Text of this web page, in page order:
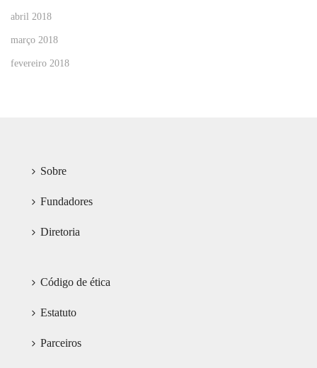
abril 2018
março 2018
fevereiro 2018
Sobre
Fundadores
Diretoria
Código de ética
Estatuto
Parceiros